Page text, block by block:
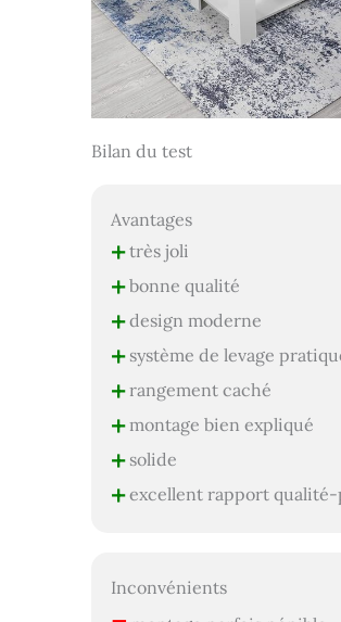
Bilan du test
Avantages
+très joli
+bonne qualité
+design moderne
+système de levage
+rangement caché
+montage bien expliqué
+solide
+excellent rapport
Inconvénients